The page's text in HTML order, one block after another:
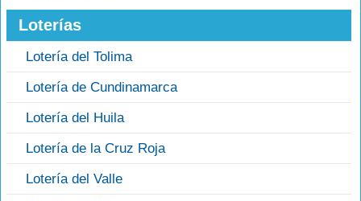
Loterías
Lotería del Tolima
Lotería de Cundinamarca
Lotería del Huila
Lotería de la Cruz Roja
Lotería del Valle